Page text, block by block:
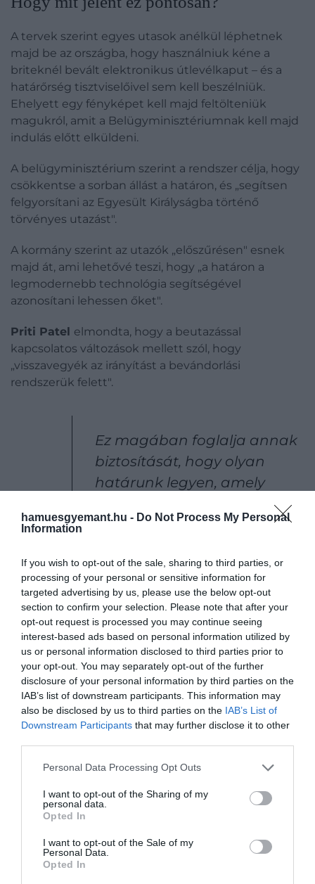
hamuesgyemant.hu - Do Not Process My Personal
Information
If you wish to opt-out of the sale, sharing to third parties, or
processing of your personal or sensitive information for
targeted advertising by us, please use the below opt-out
section to confirm your selection. Please note that after your
opt-out request is processed you may continue seeing
interest-based ads based on personal information utilized by
us or personal information disclosed to third parties prior to
your opt-out. You may separately opt-out of the further
disclosure of your personal information by third parties on the
IAB’s list of downstream participants. This information may
also be disclosed by us to third parties on the IAB’s List of
Downstream Participants that may further disclose it to other
Please note that this website/app uses one or more Google
not limited to your visit or usage behaviour. You may click to
grant or deny consent to Google and its third-party tags to
use your data for below specified purposes in below Google
consent section.
Personal Data Processing Opt Outs
I want to opt-out of the Sharing of my
personal data.
Opted In
I want to opt-out of the Sale of my
Personal Data.
Opted In
A tervek szerint egyes utasok anélkül léphetnek
majd be az országba, hogy használniuk kéne a
briteknél bevált elektronikus útlevélkaput – és a
határőrség tisztviselőivel sem kell beszélniük.
Ehelyett egy fényképet kell majd feltölteniük
magukról, amit a Belügyminisztériumnak kell majd
indulás előtt elküldeni.
A belügyminisztérium szerint a rendszer célja, hogy
csökkentse a sorban állást a határon, és „segítsen
felgyorsítani az Egyesült Királyságba történő
törvényes utazást".
A kormány szerint az utazók „előszűrésen" esnek
majd át, ami lehetővé teszi, hogy „a határon a
legmodernebb technológia segítségével
azonosítani lehessen őket".
Priti Patel elmondta, hogy a beutazással
kapcsolatos változások mellett szól, hogy
„visszavegyék az irányítást a bevándorlási
rendszerük felett".
Ez magában foglalja annak
biztosítását, hogy olyan
határunk legyen, amely
amely lehetővé teszi az
megszerzését és a határ
egyszerű átlépését,
miközben fenntartja a
nemzetbiztonságot
– mondta.
A nemzetközi utazóknak az új elektronikus utazási
engedélyezési rendszeren (ETA) keresztül biográfiai
kellene benyújtaniuk, mielőtt felszállnak.
De mi az új brit elektronikus utazási
Az Egyesült Királyság határőrizeti szerveinek